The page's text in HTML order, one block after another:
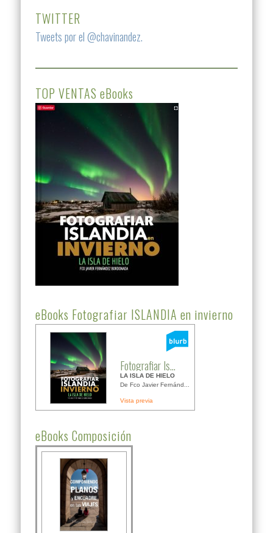
TWITTER
Tweets por el @chavinandez.
TOP VENTAS eBooks
eBooks Fotografiar ISLANDIA en invierno
Fotografiar Is...
LA ISLA DE HIELO
De Fco Javier Fernánd...
Vista previa
eBooks Composición